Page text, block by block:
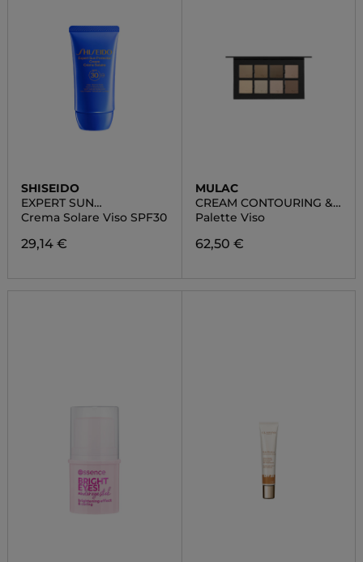
SHISEIDO
EXPERT SUN
PROTECTOR
Crema Solare Viso SPF30
29,14 €
MULAC
CREAM CONTOURING &
HIGHLIGHTING PALETTE
Palette Viso
62,50 €